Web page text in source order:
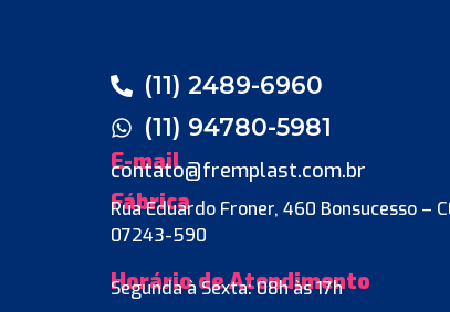
(11) 2489-6960
(11) 94780-5981
E-mail
contato@fremplast.com.br
Fábrica
Rua Eduardo Froner, 460 Bonsucesso –
07243-590
Horário de Atendimento
Segunda à Sexta: 08h às 17h